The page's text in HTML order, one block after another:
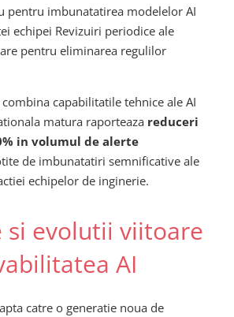
pentru imbunatatirea modelelor AI
echipei Revizuiri periodice ale
pentru eliminarea regulilor
capabilitatile tehnice ale AI
matura raporteaza reduceri
in volumul de alerte
de imbunatatiri semnificative ale
echipelor de inginerie.
si evolutii viitoare
AI
catre o generatie noua de